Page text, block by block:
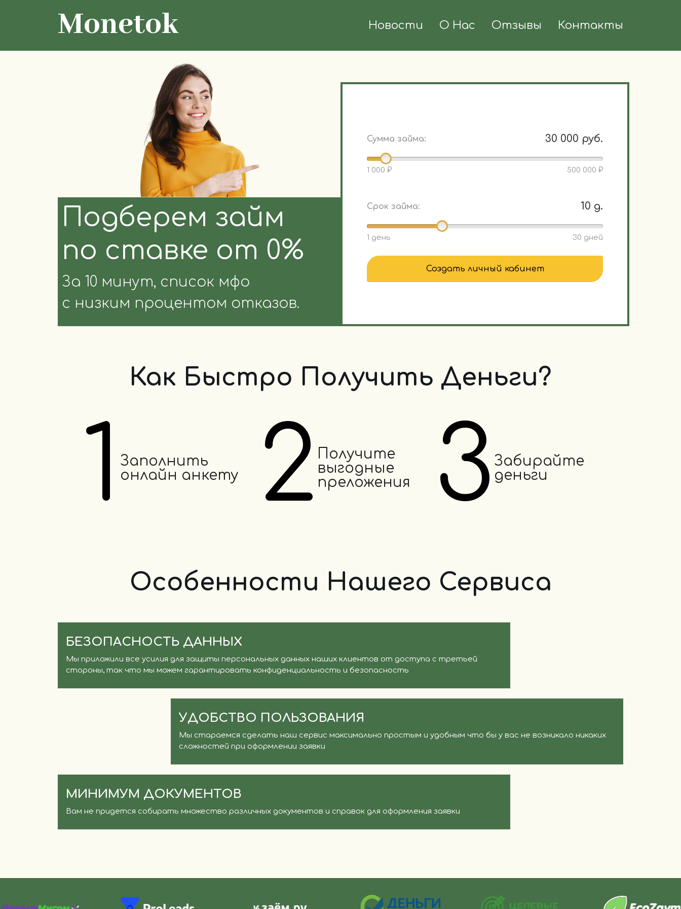
Monetok Новости О Нас Отзывы Контакты
Подберем займ
по ставке от 0%
За 10 минут, список мфо
с низким процентом отказов.
Сумма займа: 30 000 руб.
1 000 ₽ 500 000 ₽
Срок займа: 10 д.
1 день 30 дней
Создать личный кабинет
Как Быстро Получить Деньги?
1
Заполнить
онлайн анкету
2 Получите
выгодные
преложения
3 Забирайте
деньги
Особенности Нашего Сервиса
БЕЗОПАСНОСТЬ ДАННЫХ
Мы приложили все усилия для защиты персональных данных наших клиентов от доступа с третьей
стороны, так что мы можем гарантировать конфиденциальность и безопасность
УДОБСТВО ПОЛЬЗОВАНИЯ
Мы стараемся сделать наш сервис максимально простым и удобным что бы у вас не возникало никаких
сложностей при оформлении заявки
МИНИМУМ ДОКУМЕНТОВ
Вам не придется собирать множество различных документов и справок для оформления заявки